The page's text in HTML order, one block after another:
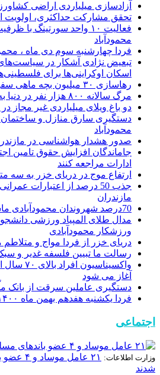
آزادسازی میلیاردی اراضی
تحقق مشارکت حداکثری، اولویت
محمودآباد
فردا چهارشنبه سوم دی ماه ،
تبعیض نژادی آشکار در
اسکان اوکراینی‌ها برای
رهاسازی ۳۰ میلیون بچه ماهی سفید در دریای خزر
مرگ سالانه ۸۰۰ هزار نفر در دنیا به دلیل خودکشی
دو باغ ویلای میلیاردی غیر مجاز
دستگیری سارق منازل و ساختمان
محمودآباد
صدور هشدار هواشناسی در
جاماندگان افزایش حقوق تامین
ادارات مراجعه کنند
ارتفاع موج در دریای خزر به سه
جذب 50 درصد از اعتبارات
مازندران
70درصد شهروندان محمودآبادی ماسک می زنند
مدال طلای المپیاد ورزشی
ورزشکار محمودآبادی
دریای خزر از فردا مواج و
رسالت ما تبیین فلسفه غدیر و
آغاز می شود
دستگیری عاملین سرقت از بانک
فردا یکشنبه هفدهم بهمن ماه ۱۴۰۰، محمودآباد چه خبره؟
اجتماعی
وزارت اطلاعات:
۲۱ عامل
شدند